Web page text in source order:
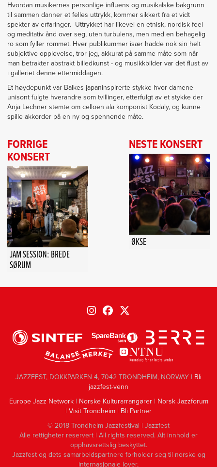
Hvordan musikernes personlige influens og musikalske bakgrunn
til sammen danner et felles uttrykk, kommer sikkert fra et vidt
spekter av erfaringer. Uttrykket har likevel en etnisk, nordisk feel
og meditativ ånd over seg, uten turbulens, men med en behagelig
ro som fyller rommet. Hver publikummer især hadde nok sin helt
subjektive opplevelse, tror jeg, akkurat på samme måte som når
man betrakter abstrakt billedkunst - og musikkbilder var det flust av
i galleriet denne ettermiddagen.
Et høydepunkt var Balkes japaninspirerte stykke hvor damene
unisont fulgte hverandre som tvillinger, etterfulgt av et stykke der
Anja Lechner stemte om celloen ala komponist Kodaly, og kunne
spille akkorder på en ny og spennende måte.
FORRIGE
KONSERT
JAM SESSION: BREDE
SØRUM
NESTE KONSERT
ØKSE
JAZZFEST, DOKKPARKEN 4, 7042 TRONDHEIM, NORWAY | Bli
jazzfest-venn
Europe Jazz Network| Norske Kulturarrangører| Norsk Jazzforum
| Visit Trondheim | Bli Partner
© 2018 Trondheim Jazzfestival | Jazzfest
Alle rettigheter reservert | All rights reserved. Alt innhold er
opphavsrettslig beskyttet.
Jazzfest og dets samarbeidspartnere forholder seg til norske og
internasjonale lover,